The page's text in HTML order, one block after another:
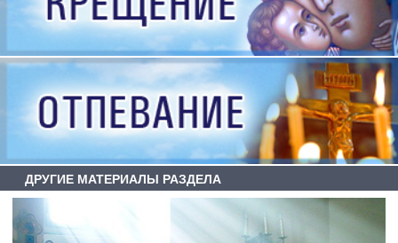
ДРУГИЕ МАТЕРИАЛЫ РАЗДЕЛА